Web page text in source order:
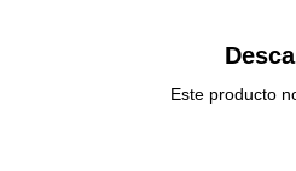
Este producto